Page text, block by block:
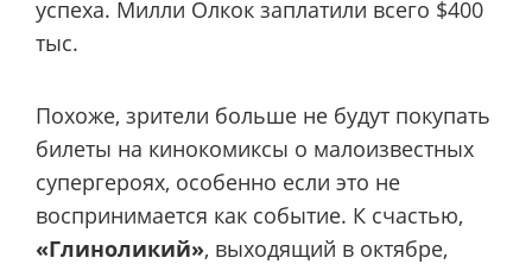
успеха. Милли Олкок заплатили всего $400
тыс.
Похоже, зрители больше не будут покупать
билеты на кинокомиксы о малоизвестных
супергероях, особенно если это не
воспринимается как событие. К счастью,
«Глиноликий», выходящий в октябре,